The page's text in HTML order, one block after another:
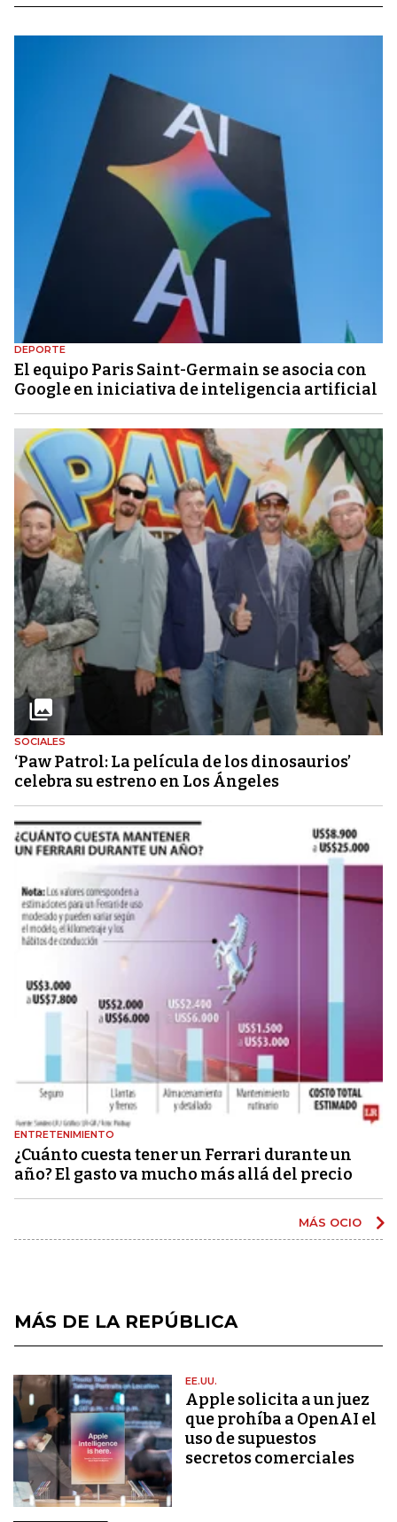
DEPORTE
El equipo Paris Saint-Germain se asocia con
Google en iniciativa de inteligencia artificial
SOCIALES
‘Paw Patrol: La película de los dinosaurios’
celebra su estreno en Los Ángeles
ENTRETENIMIENTO
¿Cuánto cuesta tener un Ferrari durante un
año? El gasto va mucho más allá del precio
MÁS OCIO
MÁS DE LA REPÚBLICA
EE.UU.
Apple solicita a un juez
que prohíba a OpenAI el
uso de supuestos
secretos comerciales